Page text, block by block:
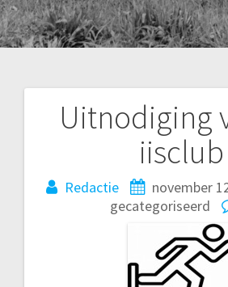
Uitnodiging
iisclub
Redactie november
gecategoriseerd
Bericht